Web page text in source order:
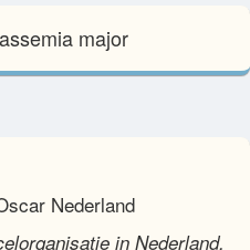
major
Nederland
in Nederland,